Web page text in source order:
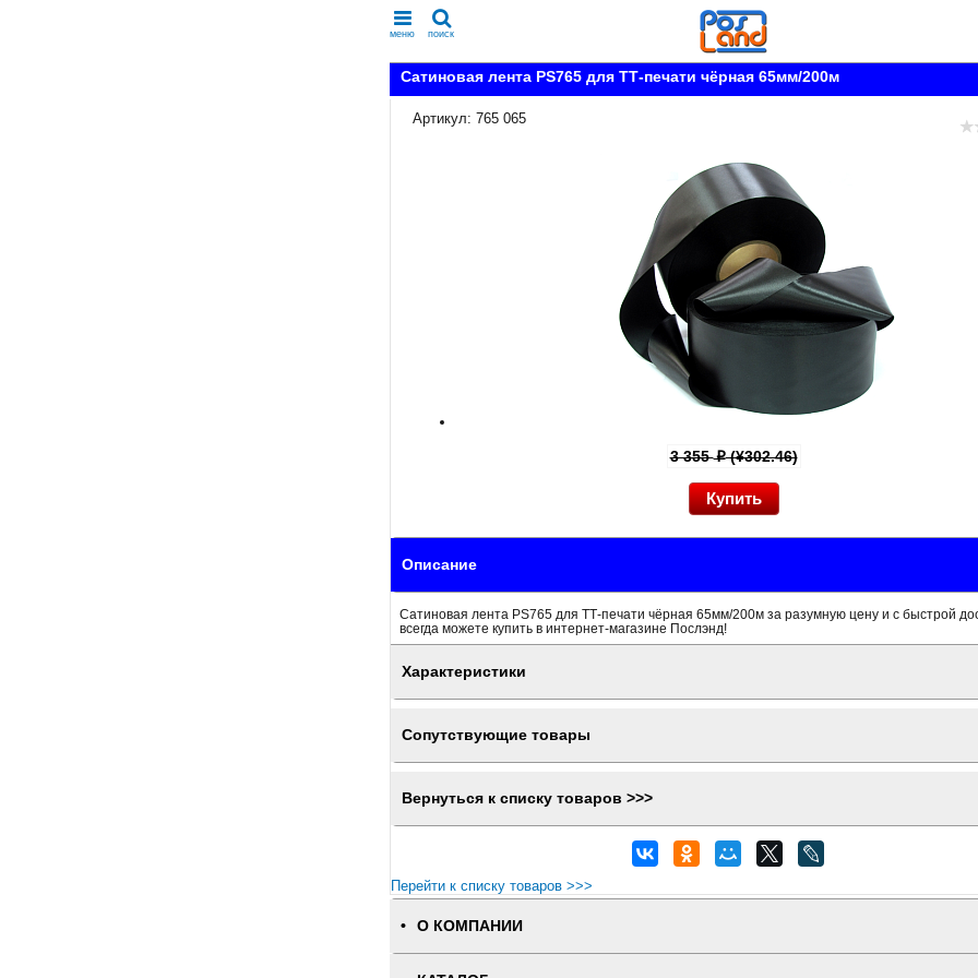
меню поиск
Сатиновая лента PS765 для ТТ-печати чёрная 65мм/200м
Артикул: 765 065
3 355p(¥302.46)
Описание
Сатиновая лента PS765 для ТТ-печати чёрная 65мм/200м за разумную цену и с быстрой
всегда можете купить в интернет-магазине Послэнд!
Характеристики
Сопутствующие товары
Вернуться к списку товаров >>>
Перейти к списку товаров >>>
О КОМПАНИИ